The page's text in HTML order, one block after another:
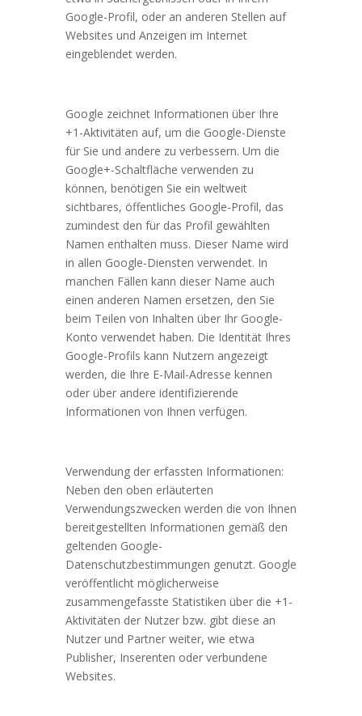
Google-Profil, oder an anderen Stellen auf
Websites und Anzeigen im Internet
eingeblendet werden.
Google zeichnet Informationen über Ihre
+1-Aktivitäten auf, um die Google-Dienste
für Sie und andere zu verbessern. Um die
Google+-Schaltfläche verwenden zu
können, benötigen Sie ein weltweit
sichtbares, öffentliches Google-Profil, das
zumindest den für das Profil gewählten
Namen enthalten muss. Dieser Name wird
in allen Google-Diensten verwendet. In
manchen Fällen kann dieser Name auch
einen anderen Namen ersetzen, den Sie
beim Teilen von Inhalten über Ihr Google-
Konto verwendet haben. Die Identität Ihres
Google-Profils kann Nutzern angezeigt
werden, die Ihre E-Mail-Adresse kennen
oder über andere identifizierende
Informationen von Ihnen verfügen.
Verwendung der erfassten Informationen:
Neben den oben erläuterten
Verwendungszwecken werden die von Ihnen
bereitgestellten Informationen gemäß den
geltenden Google-
Datenschutzbestimmungen genutzt. Google
veröffentlicht möglicherweise
zusammengefasste Statistiken über die +1-
Aktivitäten der Nutzer bzw. gibt diese an
Nutzer und Partner weiter, wie etwa
Publisher, Inserenten oder verbundene
Websites.